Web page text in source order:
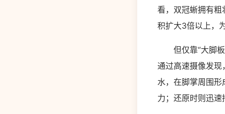
看，双冠蜥拥有
积扩大3倍以上，
但仅靠“大脚板”
通过高速摄像发
水，在脚掌周围
力；还原时则迅速